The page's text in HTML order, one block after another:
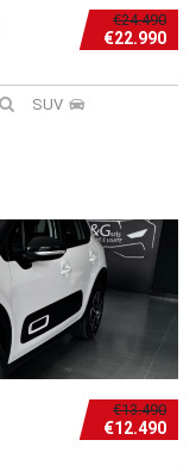
€24.490
€22.990
SUV
€13.490
€12.490